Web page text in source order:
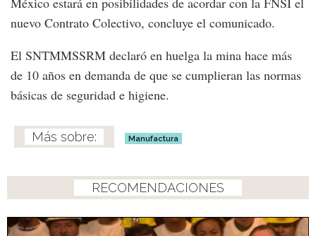
nuevo Contrato Colectivo, concluye el comunicado.
El SNTMMSSRM declaró en huelga la mina hace más
de 10 años en demanda de que se cumplieran las normas
básicas de seguridad e higiene.
Manufactura
RECOMENDACIONES